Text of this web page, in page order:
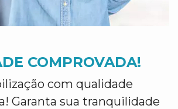
COMPROVADA!
com qualidade
Garanta sua tranquilidade